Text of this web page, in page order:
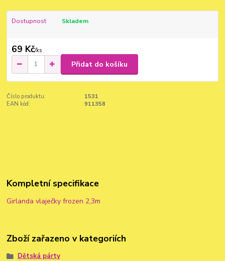
Dostupnost Skladem
69 Kč/ks
Přidat do košíku
Číslo produktu:
1531
EAN kód:
911358
Kompletní specifikace
Girlanda vlaječky frozen 2,3m
Zboží zařazeno v kategoriích
Dětská párty